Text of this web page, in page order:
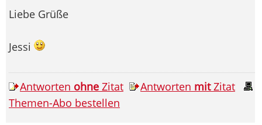
Liebe Grüße
Jessi
Antworten ohne Zitat Antworten mitZitat
Themen-Abo bestellen